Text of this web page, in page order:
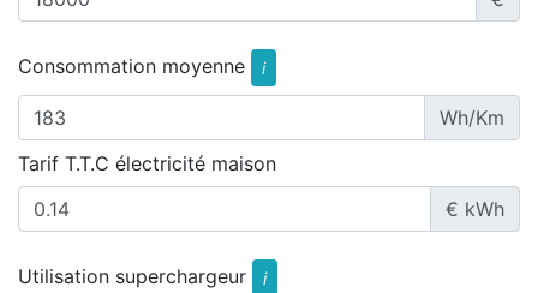
Consommation moyenne i
Wh/Km
Tarif T.T.C électricité maison
€ kWh
Utilisation superchargeur i